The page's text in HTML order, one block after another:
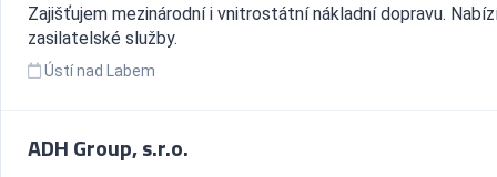
Zajišťujem mezinárodní i vnitrostátní nákladní dopravu.
zasilatelské služby.
Ústí nad Labem
ADH Group, s.r.o.